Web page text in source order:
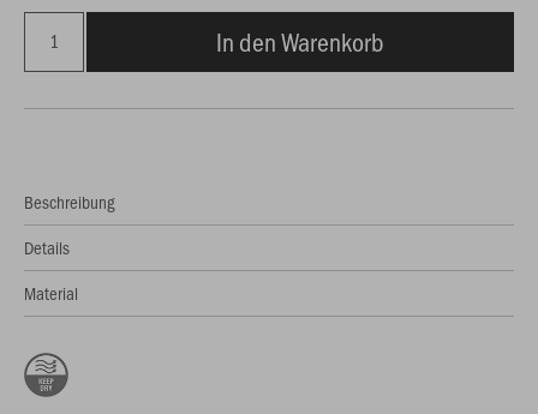
In den Warenkorb
Beschreibung
Details
Material